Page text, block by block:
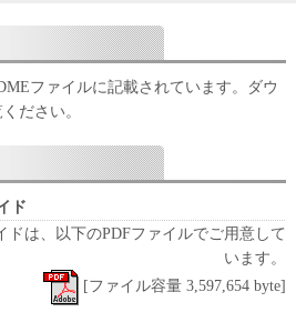
はできません。
製品」を利用する目的のために、
と言います。）において、「本ソフ
いては、「本ソフトウェア」をコン
ールすること、またはコンピュータ
すること、もしくは実行することの
るための非独占的権利をお客様に対
ットワークを通じて接続されたコン
ファイルに記載されています。ダウ
ださい。
ド
ドは、以下のPDFファイルでご用意して
います。
[ファイル容量 3,597,654 byte]